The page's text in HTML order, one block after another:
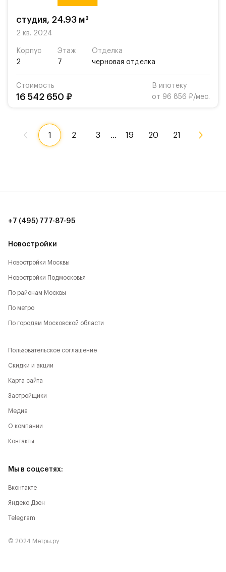
студия, 24.93 м²
2 кв. 2024
Корпус
2
Этаж
7
Отделка
черновая отделка
Стоимость
16 542 650 ₽
В ипотеку
от 96 856 ₽/мес.
1 2 3 … 19 20 21
Новостройки
Новостройки Москвы
Новостройки Подмосковья
По районам Москвы
По метро
По городам Московской области
+7 (495) 777-87-95
Пользовательское соглашение
Скидки и акции
Карта сайта
Застройщики
Медиа
О компании
Контакты
Мы в соцсетях:
Вконтакте
Яндекс.Дзен
Telegram
© 2024 Метры.ру